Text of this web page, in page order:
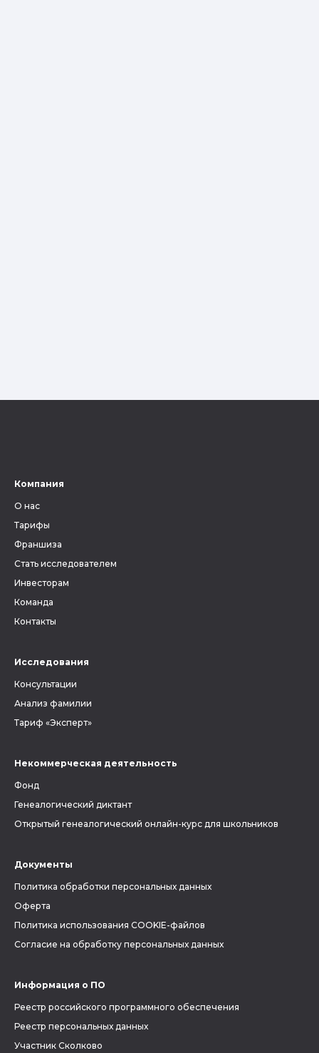
Компания
О нас
Тарифы
Франшиза
Стать исследователем
Инвесторам
Команда
Контакты
Исследования
Консультации
Анализ фамилии
Тариф «Эксперт»
Некоммерческая деятельность
Фонд
Генеалогический диктант
Открытый генеалогический онлайн-курс для школьников
Документы
Политика обработки персональных данных
Оферта
Политика использования COOKIE-файлов
Согласие на обработку персональных данных
Информация о ПО
Реестр российского программного обеспечения
Реестр персональных данных
Участник Сколково